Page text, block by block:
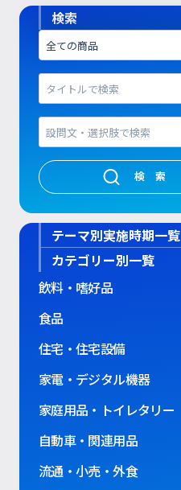
検索
検索
テーマ別実施時期一覧
カテゴリー別一覧
飲料・嗜好品
食品
住宅・住宅設備
家電・デジタル機器
家庭用品・トイレタリー
自動車・関連用品
流通・小売・外食